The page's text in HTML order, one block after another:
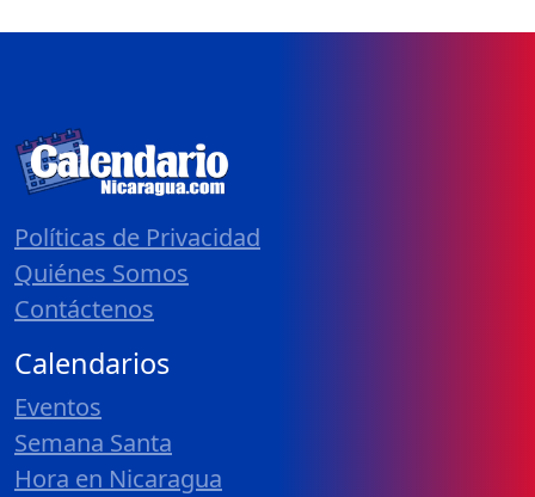
Políticas de Privacidad
Quiénes Somos
Contáctenos
Calendarios
Eventos
Semana Santa
Hora en Nicaragua